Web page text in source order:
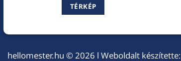
TÉRKÉP
hellomester.hu © 2026 l Weboldalt készítette: